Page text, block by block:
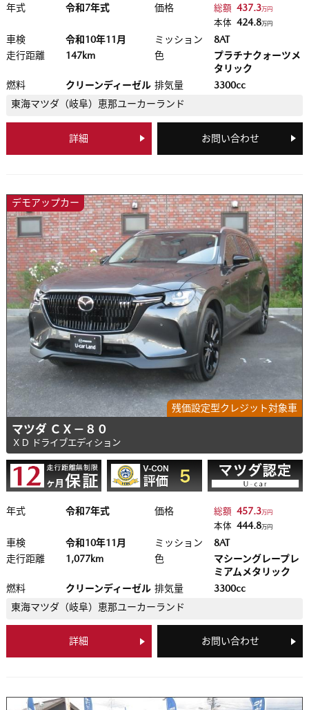
年式 令和7年式 価格 総額 437.3万円
本体 424.8万円
車検 令和10年11月 ミッション
8AT
走行距離
147km 色
プラチナクォーツメ
タリック
燃料
クリーンディーゼル 排気量
3300cc
東海マツダ（岐阜） 恵那ユーカーランド
詳細 お問い合わせ
デモアップカー
残価設定型クレジット対象車
マツダ ＣＸ－８０
ＸＤ ドライブエディション
年式 令和7年式 価格 総額 457.3 万円
本体 444.8 万円
車検 令和10年11月 ミッション
8AT
走行距離
1,077km 色
マシーングレープレ
ミアムメタリック
燃料
クリーンディーゼル 排気量
3300cc
東海マツダ（岐阜） 恵那ユーカーランド
詳細 お問い合わせ